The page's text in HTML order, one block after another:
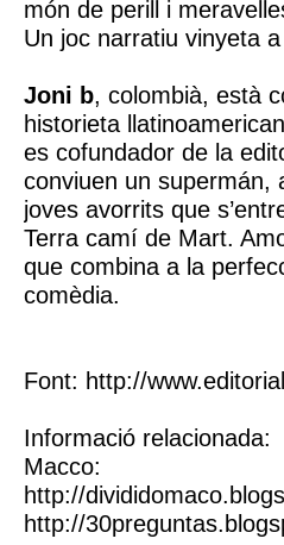
món de perill i
Un joc narratiu vinyeta
Joni b, colombià, està
historieta
es cofundador de la
conviuen un supermán,
joves avorrits que
Terra camí de Mart.
que combina a la
comèdia.
Font: http://
Informació relacionada:
Macco:
http://
http://